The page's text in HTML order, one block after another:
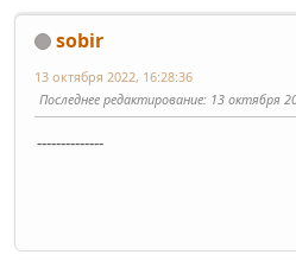
sobir
13 октября 2022, 16:28:36
Последнее редактирование: 13 октября
--------------